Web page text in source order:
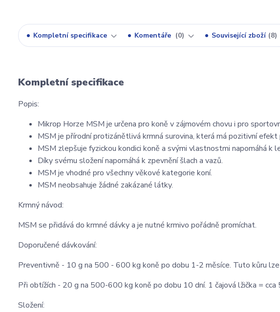
Kompletní specifikace Komentáře 0 Související zboží 8
Kompletní specifikace
Popis:
Mikrop Horze MSM je určena pro koně v zájmovém chovu i pro
MSM je přírodní protizánětlivá krmná surovina, která má pozitivní efekt
MSM zlepšuje fyzickou kondici koně a svými vlastnostmi napomáhá k
Díky svému složení napomáhá k zpevnění šlach a vazů.
MSM je vhodné pro všechny věkové kategorie koní.
MSM neobsahuje žádné zakázané látky.
Krmný návod:
MSM se přidává do krmné dávky a je nutné krmivo pořádně promíchat.
Doporučené dávkování:
Preventivně - 10 g na 500 - 600 kg koně po dobu 1-2 měsíce. Tuto kůru
Při obtížích - 20 g na 500-600 kg koně po dobu 10 dní. 1 čajová lžička = cca
Složení: